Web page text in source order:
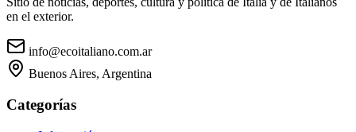
en el exterior.
info@ecoitaliano.com.ar
Buenos Aires, Argentina
Categorías